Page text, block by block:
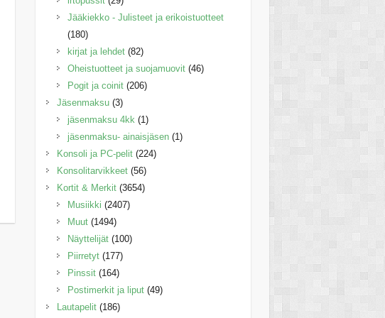
Jääkiekko - Julisteet ja erikoistuotteet
(180)
kirjat ja lehdet (82)
Oheistuotteet ja suojamuovit (46)
Pogit ja coinit (206)
Jäsenmaksu (3)
jäsenmaksu 4kk (1)
jäsenmaksu- ainaisjäsen (1)
Konsoli ja PC-pelit (224)
Konsolitarvikkeet (56)
Kortit & Merkit (3654)
Musiikki (2407)
Muut (1494)
Näyttelijät (100)
Piirretyt (177)
Pinssit (164)
Postimerkit ja liput (49)
Lautapelit (186)